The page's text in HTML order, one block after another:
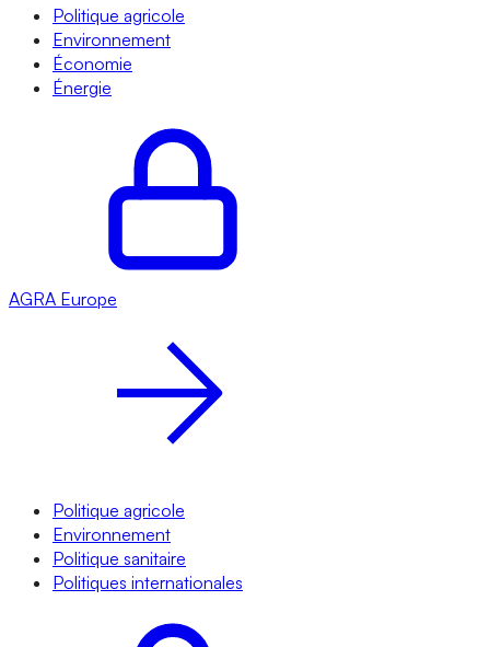
Politique agricole
Environnement
Économie
Énergie
AGRA Europe
Politique agricole
Environnement
Politique sanitaire
Politiques internationales